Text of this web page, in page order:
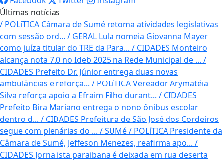
Últimas notícias
/ POLíTICA Câmara de Sumé retoma atividades legislativas
com sessão ord... / GERAL Lula nomeia Giovanna Mayer
como juíza titular do TRE da Para... / CIDADES Monteiro
alcança nota 7.0 no Ideb 2025 na Rede Municipal de ... /
CIDADES Prefeito Dr. Júnior entrega duas novas
ambulâncias e reforça... / POLíTICAVereador Arymatéia
Silva reforça apoio a Efraim Filho durant... / CIDADES
Prefeito Bira Mariano entrega o nono ônibus escolar
dentro d... / CIDADES Prefeitura de São José dos Cordeiros
segue com plenárias do ... /SUMé / POLíTICA Presidente da
Câmara de Sumé, Jeffeson Menezes, reafirma apo... /
CIDADES Jornalista paraibana é deixada em rua deserta